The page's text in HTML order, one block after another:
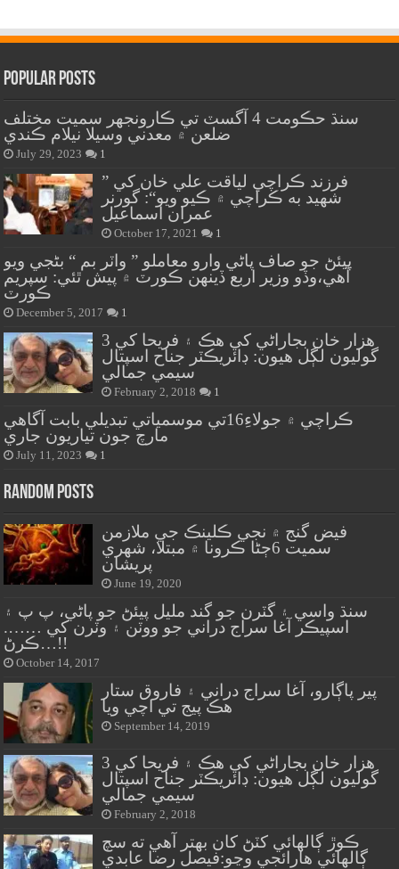
Popular Posts
سنڌ حڪومت 4 آگسٽ تي ڪارونجهر سميت مختلف
ضلعن ۾ معدني وسيلا نيلام ڪندي
July 29, 2023 1
” فرزند ڪراچي لياقت علي خان کي
شهيد به ڪراچي ۾ ڪيو ويو“: گورنر
عمران اسماعيل
October 17, 2021 1
پيئڻ جو صاف پاڻي وارو معاملو ” واٽر بم “ بڻجي ويو
آهي،وڏو وزير اربع ڏينهن ڪورٽ ۾ پيش ٿئي: سپريم
ڪورٽ
December 5, 2017 1
هزار خان بجاراڻي کي هڪ ۽ فريحا کي 3
گوليون لڳل هيون: ڊائريڪٽر جناح اسپتال
سيمي جمالي
February 2, 2018 1
ڪراچي ۾ جولاءِ16تي موسمياتي تبديلي بابت آگاهي
مارچ جون تياريون جاري
July 11, 2023 1
Random Posts
فيض گنج ۾ نجي ڪلينڪ جي ملازمن
سميت 6ڄڻا ڪرونا ۾ مبتلا، شهري
پريشان
June 19, 2020
سنڌ واسي ۽ گٽرن جو گند مليل پيئڻ جو پاڻي، پ پ ۽
اسپيڪر آغا سراج دراني جو ووٽن ۽ وٽرن کي …….
ڪرڻ…!!
October 14, 2017
پير پاڳارو، آغا سراج دراني ۽ فاروق ستار
هڪ پيج تي اچي ويا
September 14, 2019
هزار خان بجاراڻي کي هڪ ۽ فريحا کي 3
گوليون لڳل هيون: ڊائريڪٽر جناح اسپتال
سيمي جمالي
February 2, 2018
ڪوڙ ڳالهائي کٽڻ کان بهتر آهي ته سچ
ڳالهائي هارائجي وڃو:فيصل رضا عابدي